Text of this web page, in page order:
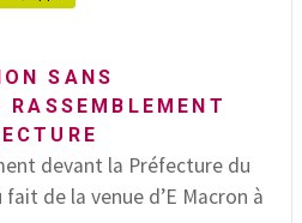
SANS
devant la Préfecture du
de la venue d’E Macron à